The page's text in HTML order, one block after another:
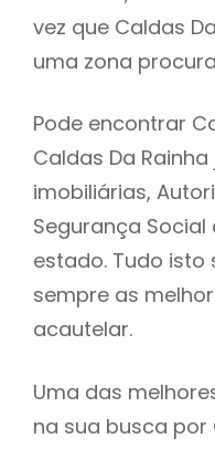
vez que Caldas
uma zona
Pode encontrar
Caldas Da
imobiliárias,
Segurança
estado. Tudo isto
sempre as
acautelar.
Uma das
na sua busca por